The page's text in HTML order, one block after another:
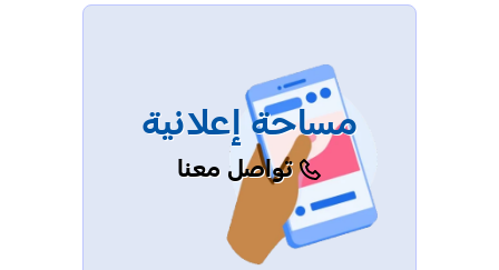
مساحة إعلانية
تواصل معنا